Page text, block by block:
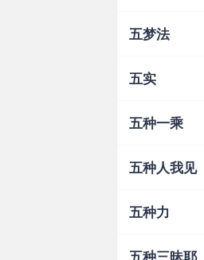
五梦法
五实
五种一乘
五种人我见
五种力